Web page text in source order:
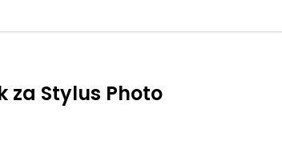
Stylus Photo